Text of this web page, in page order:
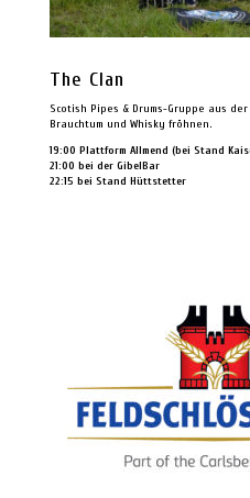
The Clan
Scotish Pipes & Drums-Gruppe aus
Brauchtum und Whisky fröhnen.
19:00 Plattform Allmend (bei Stand
21:00 bei der GibelBar
22:15 bei Stand Hüttstetter